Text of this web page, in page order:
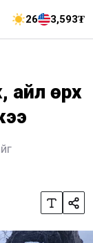
26 3,593₮
айл өрх